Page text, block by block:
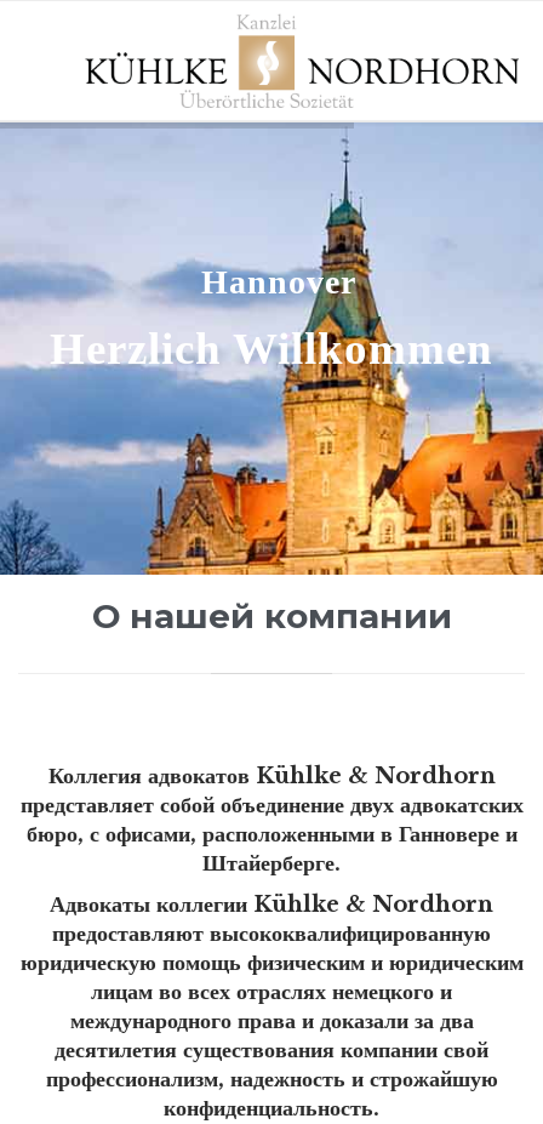
Herzlich Willkommen
Hannover
О нашей компании
Коллегия адвокатов Kühlke & Nordhorn
представляет собой объединение двух адвокатских
бюро, с офисами, расположенными в Ганновере и
Штайерберге.
Адвокаты коллегии Kühlke & Nordhorn
предоставляют высококвалифицированную
юридическую помощь физическим и юридическим
лицам во всех отраслях немецкого и
международного права и доказали за два
десятилетия существования компании свой
профессионализм, надежность и строжайшую
конфиденциальность.